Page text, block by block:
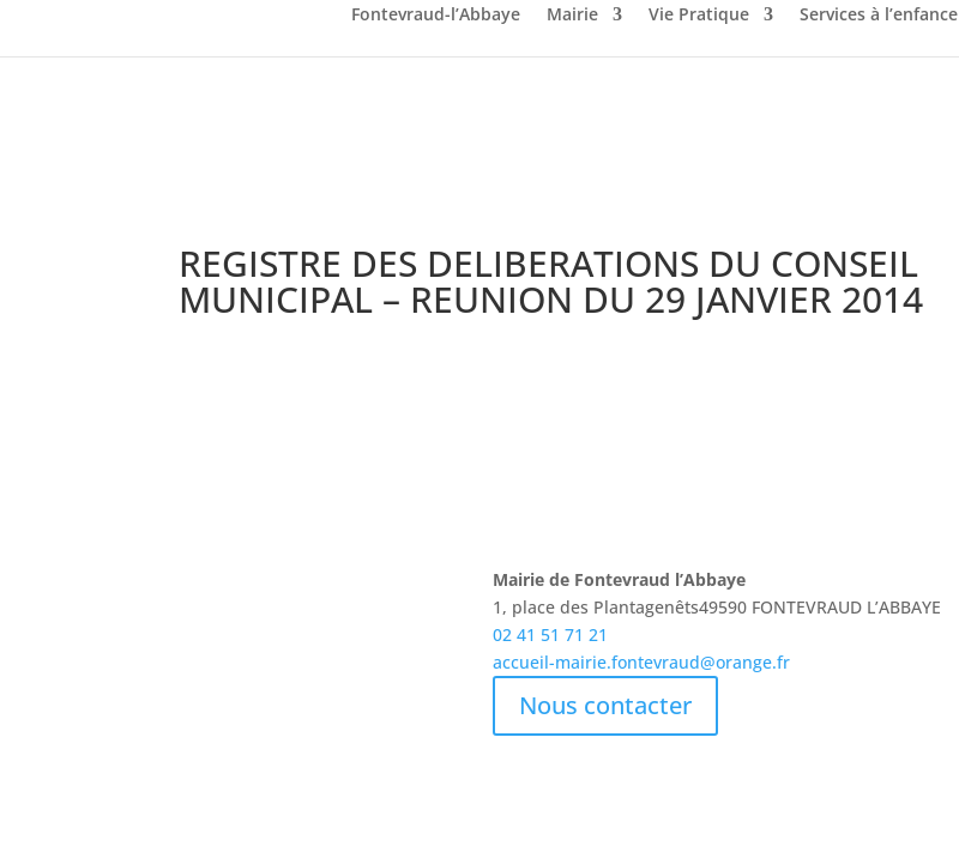
Fontevraud-l’Abbaye Mairie Vie Pratique Services à l’enfance
REGISTRE DES DELIBERATIONS DU CONSEIL
MUNICIPAL – REUNION DU 29 JANVIER 2014
Mairie de Fontevraud l’Abbaye
1, place des Plantagenêts49590 FONTEVRAUD L’ABBAYE
02 41 51 71 21
accueil-mairie.fontevraud@orange.fr
Nous contacter